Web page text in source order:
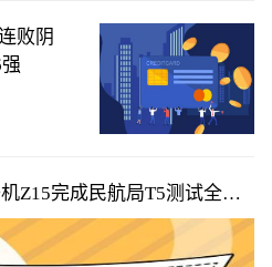
败阴
Z15完成民航局T5测试全部